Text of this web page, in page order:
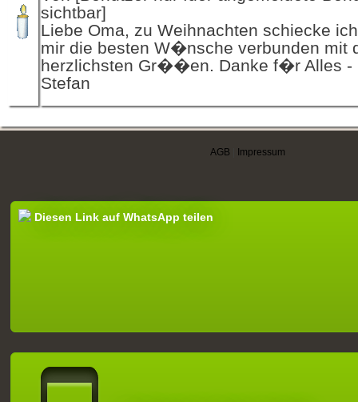
sichtbar]
Liebe Oma, zu Weihnachten schiecke
mir die besten W�nsche verbunden mit
herzlichsten Gr��en. Danke f�r Alles -
Stefan
AGB Impressum
Diesen Link auf WhatsApp teilen